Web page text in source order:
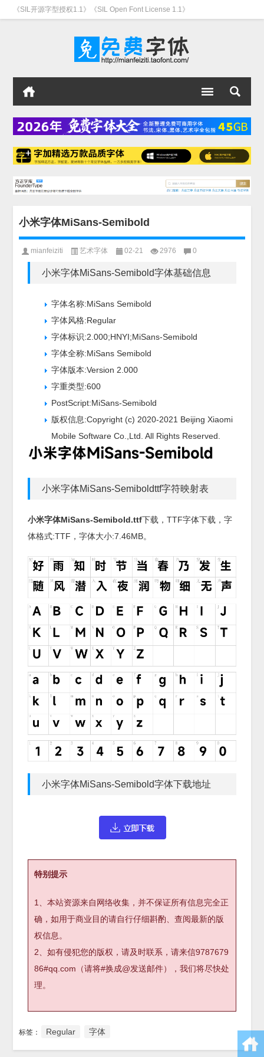
《SIL开源字型授权1.1》《SIL Open Font License 1.1》
小米字体MiSans-Semibold
mianfeiziti 艺术字体 02-21 2976 0
小米字体MiSans-Semibold字体基础信息
字体名称:MiSans Semibold
字体风格:Regular
字体标识:2.000;HNYI;MiSans-Semibold
字体全称:MiSans Semibold
字体版本:Version 2.000
字重类型:600
PostScript:MiSans-Semibold
版权信息:Copyright (c) 2020-2021 Beijing Xiaomi
Mobile Software Co.,Ltd. All Rights Reserved.
小米字体MiSans-Semiboldttf字符映射表
小米字体MiSans-Semibold.ttf下载，TTF字体下载，字
体格式:TTF ，字体大小:7.46MB。
小米字体MiSans-Semibold字体下载地址
特别提示
1、本站资源来自网络收集，并不保证所有信息完全正
确，如用于商业目的请自行仔细斟酌、查阅最新的版
权信息。
2、如有侵犯您的版权，请及时联系，请来信9787679
86#qq.com（请将#换成@发送邮件），我们将尽快处
理。
标签： Regular 字体